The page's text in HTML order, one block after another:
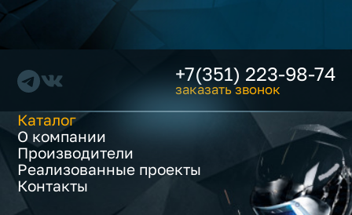
+7(351) 223-98-74
заказать звонок
Каталог
О компании
Производители
Реализованные проекты
Контакты